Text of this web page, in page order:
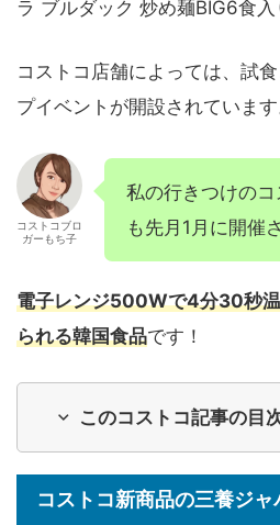
ラ ブルダック 炒め麺BIG6食入
コストコ店舗によっては、試
プイベントが開設されています
コストコブロ
ガーもち子
私の行きつけの
も先月1月に開催
電子レンジ500Wで4分30秒
られる韓国食品です！
このコストコ記事の目
コストコ新商品の三養ジ